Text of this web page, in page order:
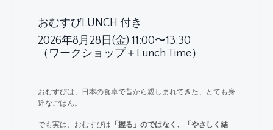
おむすびLUNCH 付き
2026年8月28日(金) 11:00〜13:30
（ワークショップ＋Lunch Time）
おむすびは、日本の食卓で昔から親しまれてきた、とても身
近なごはん。
でも実は、おむすびは 「握る」のではなく、「やさしく結